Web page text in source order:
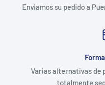
Enviamos su pedido a
Varias alternativas de
totalmente